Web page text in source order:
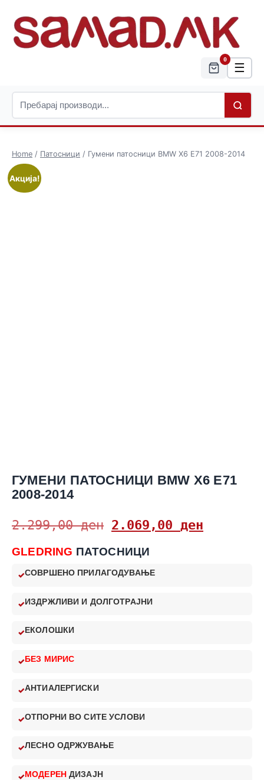
0
☰
Home / Патосници / Гумени патосници BMW X6 E71 2008-2014
Акција!
ГУМЕНИ ПАТОСНИЦИ BMW X6 E71
2008-2014
2.299,00ден 2.069,00 ден
GLEDRING ПАТОСНИЦИ
СОВРШЕНО ПРИЛАГОДУВАЊЕ
ИЗДРЖЛИВИ И ДОЛГОТРАЈНИ
ЕКОЛОШКИ
БЕЗ МИРИС
АНТИАЛЕРГИСКИ
ОТПОРНИ ВО СИТЕ УСЛОВИ
ЛЕСНО ОДРЖУВАЊЕ
МОДЕРЕН ДИЗАЈН